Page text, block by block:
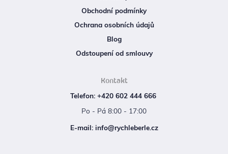
Obchodní podmínky
Ochrana osobních údajů
Blog
Odstoupení od smlouvy
Kontakt
Telefon: +420 602 444 666
Po - Pá 8:00 - 17:00
E‑mail: info@rychleberle.cz